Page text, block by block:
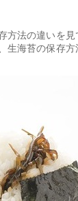
法の違いを
海苔の保存方